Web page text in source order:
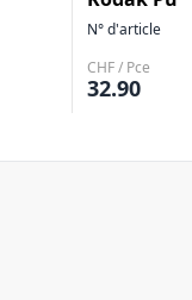
N° d'article
CHF / Pce
32.90